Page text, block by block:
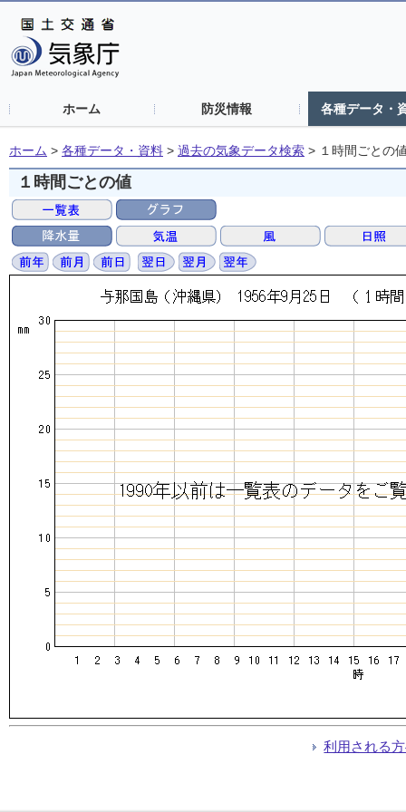
ホーム 防災情報 各種データ・
ホーム > 各種データ・資料 > 過去の気象データ検索 > １時間ごとの
１時間ごとの値
利用される